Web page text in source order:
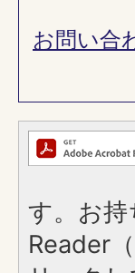
お問い合
す。お
Reader